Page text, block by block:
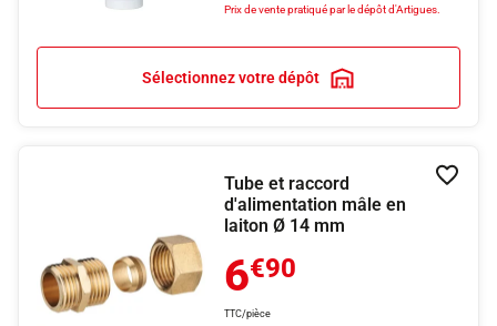
Prix de vente pratiqué par le dépôt d'Artigues.
Sélectionnez votre dépôt
Tube et raccord
d'alimentation mâle en
laiton Ø 14 mm
6€90
TTC/pièce